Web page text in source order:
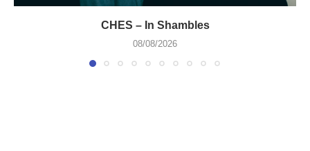
CHES – In Shambles
08/08/2026